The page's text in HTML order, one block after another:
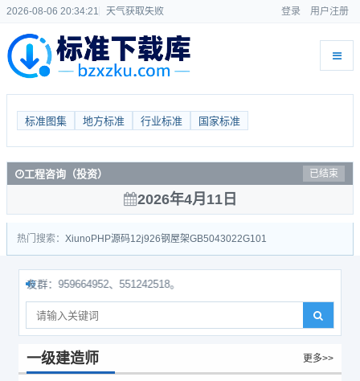
2026-08-06 20:34:22 天气获取失败 登录 用户注册
标准图集 地方标准 行业标准 国家标准
工程咨询（投资） 已结束
2026年4月11日
热门搜索： Xiuno PHP源码12j926钢屋架GB5043022G101
群：959664952、551242518。
一级建造师 更多>>